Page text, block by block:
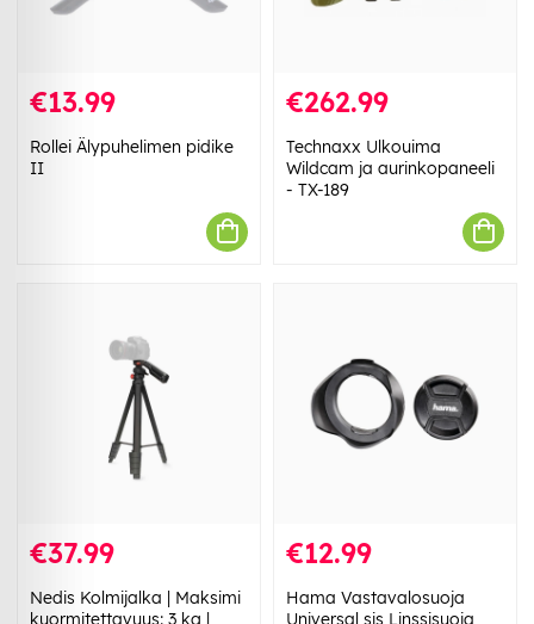
€13.99
Rollei Älypuhelimen pidike
II
€262.99
Technaxx Ulkouima
Wildcam ja aurinkopaneeli
- TX-189
€37.99
Nedis Kolmijalka | Maksimi
kuormitettavuus: 3 kg |
€12.99
Hama Vastavalosuoja
Universal sis Linssisuoja